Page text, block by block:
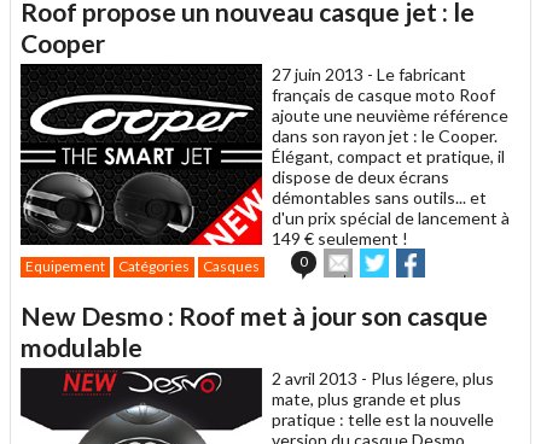
à
Roof propose un nouveau casque jet : le
Cooper
27 juin 2013 - Le fabricant
français de casque moto Roof
ajoute une neuvième référence
dans son rayon jet : le Cooper.
Élégant, compact et pratique, il
dispose de deux écrans
démontables sans outils... et
d'un prix spécial de lancement à
149 € seulement !
Equipement Catégories Casques 0
Envoyer
cet
à
Partager
sur sur
New Desmo : Roof met à jour son casque
modulable
2 avril 2013 - Plus légere, plus
mate, plus grande et plus
pratique : telle est la nouvelle
version du casque Desmo